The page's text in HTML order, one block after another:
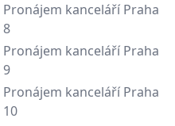
Pronájem kanceláří Praha
8
Pronájem kanceláří Praha
9
Pronájem kanceláří Praha
10